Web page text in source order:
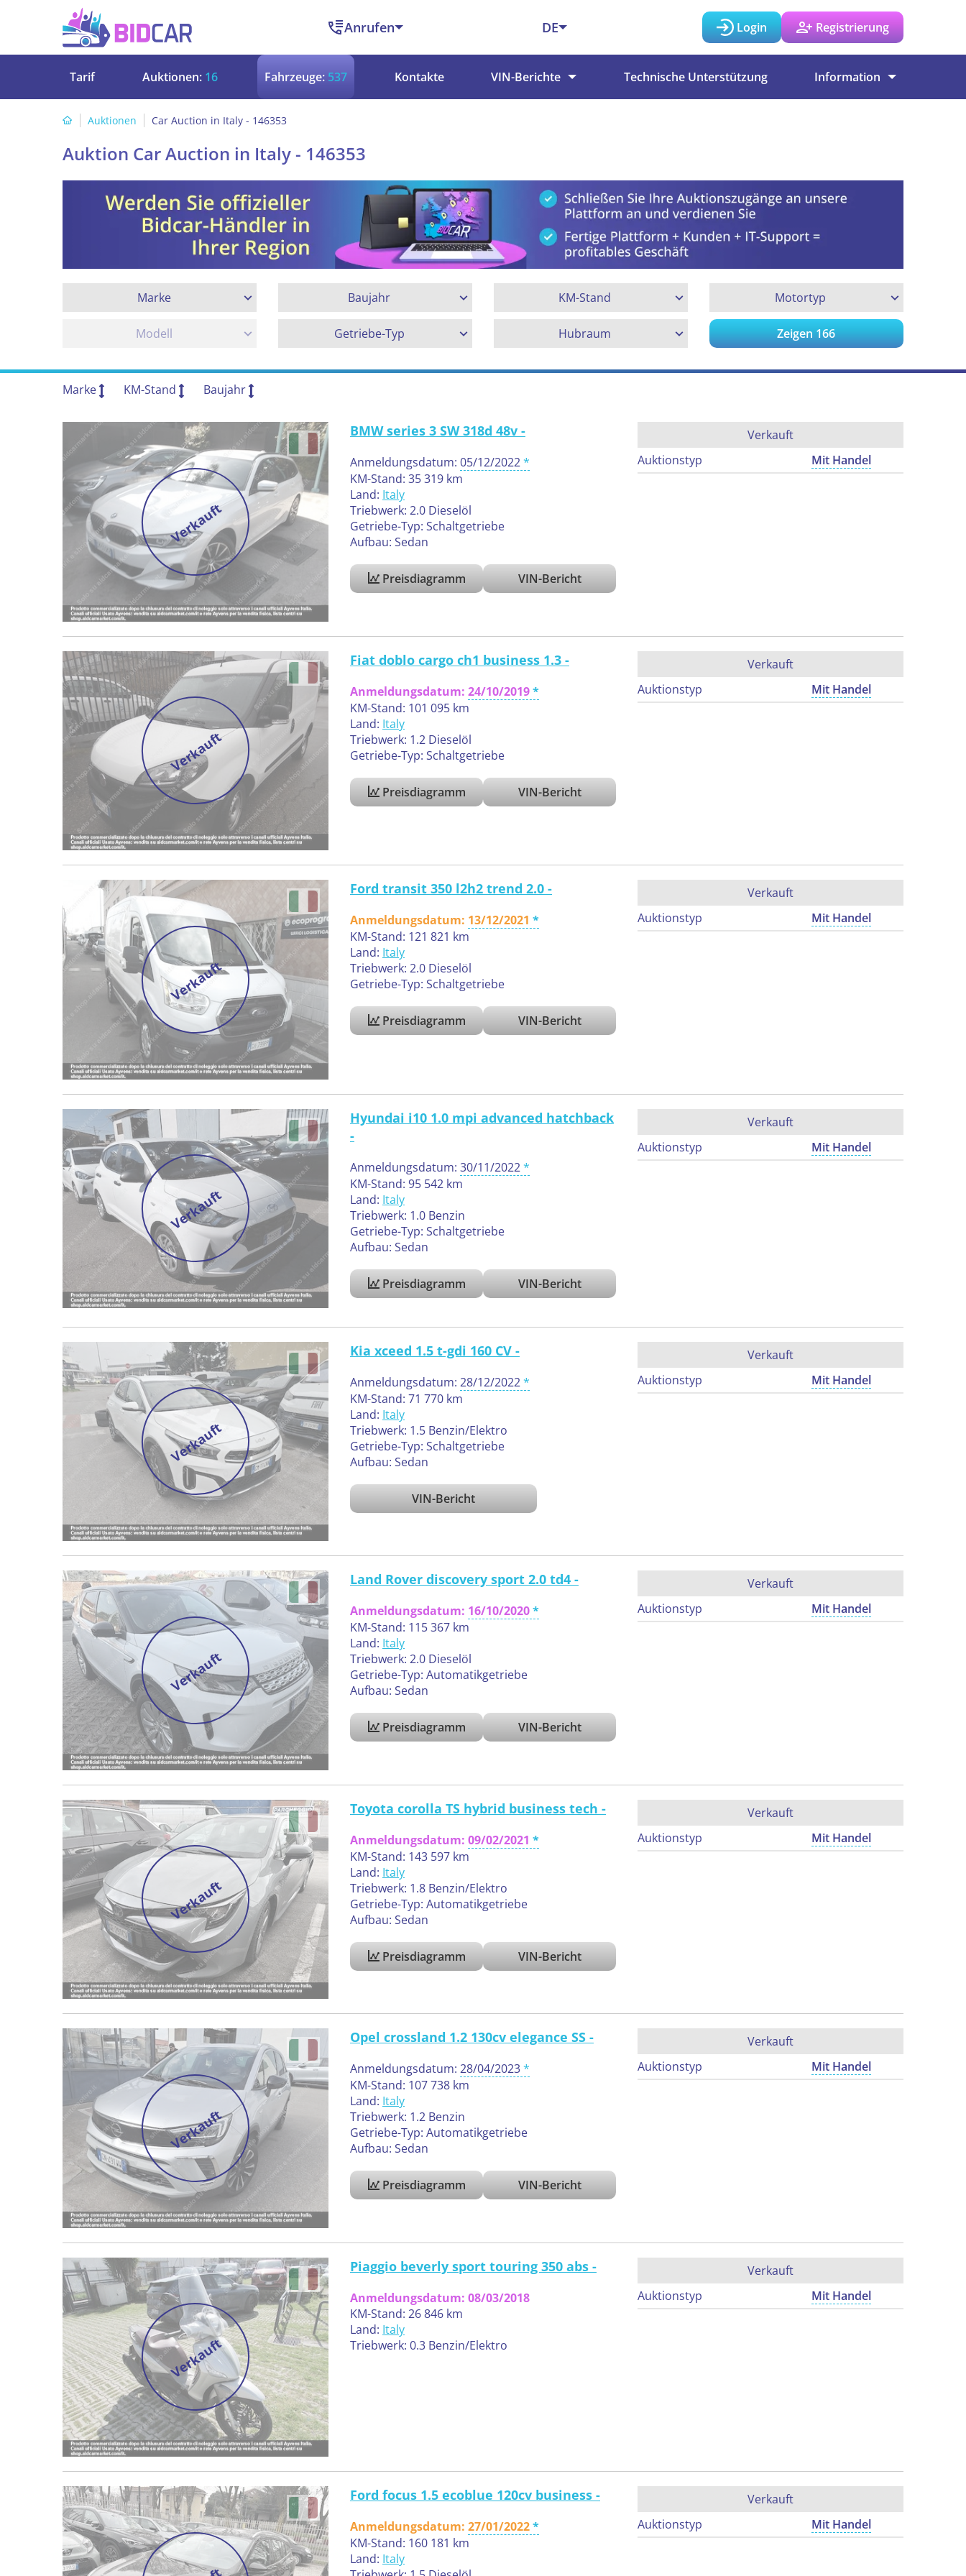
Anrufen DE Login Registrierung
Tarif Auktionen: 16 Fahrzeuge: 537 Kontakte VIN-Berichte Technische Unterstützung Information
Auktionen Car Auction in Italy - 146353
Auktion Car Auction in Italy - 146353
Marke
Modell
Baujahr KM-Stand Motortyp
Getriebe-Typ Hubraum Zeigen166
Marke KM-Stand Baujahr
Verkauft
BMW series 3 SW 318d 48v -
Anmeldungsdatum: 05/12/2022
KM-Stand: 35 319 km
Land: Italy
Triebwerk: 2.0 Dieselöl
Getriebe-Typ: Schaltgetriebe
Aufbau: Sedan
Preisdiagramm VIN-Bericht
Verkauft
Auktionstyp
Mit Handel
Verkauft
Fiat doblo cargo ch1 business 1.3 -
Anmeldungsdatum: 24/10/2019
KM-Stand: 101 095 km
Land: Italy
Triebwerk: 1.2 Dieselöl
Getriebe-Typ: Schaltgetriebe
Preisdiagramm VIN-Bericht
Verkauft
Auktionstyp
Mit Handel
Verkauft
Ford transit 350 l2h2 trend 2.0 -
Anmeldungsdatum: 13/12/2021
KM-Stand: 121 821 km
Land: Italy
Triebwerk: 2.0 Dieselöl
Getriebe-Typ: Schaltgetriebe
Preisdiagramm VIN-Bericht
Verkauft
Auktionstyp
Mit Handel
Verkauft
Hyundai i10 1.0 mpi advanced hatchback
-
Anmeldungsdatum: 30/11/2022
KM-Stand: 95 542 km
Land: Italy
Triebwerk: 1.0 Benzin
Getriebe-Typ: Schaltgetriebe
Aufbau: Sedan
Preisdiagramm VIN-Bericht
Verkauft
Auktionstyp
Mit Handel
Verkauft
Kia xceed 1.5 t-gdi 160 CV -
Anmeldungsdatum: 28/12/2022
KM-Stand: 71 770 km
Land: Italy
Triebwerk: 1.5 Benzin/Elektro
Getriebe-Typ: Schaltgetriebe
Aufbau: Sedan
VIN-Bericht
Verkauft
Auktionstyp
Mit Handel
Verkauft
Land Rover discovery sport 2.0 td4 -
Anmeldungsdatum: 16/10/2020
KM-Stand: 115 367 km
Land: Italy
Triebwerk: 2.0 Dieselöl
Getriebe-Typ: Automatikgetriebe
Aufbau: Sedan
Preisdiagramm VIN-Bericht
Verkauft
Auktionstyp
Mit Handel
Verkauft
Toyota corolla TS hybrid business tech -
Anmeldungsdatum: 09/02/2021
KM-Stand: 143 597 km
Land: Italy
Triebwerk: 1.8 Benzin/Elektro
Getriebe-Typ: Automatikgetriebe
Aufbau: Sedan
Preisdiagramm VIN-Bericht
Verkauft
Auktionstyp
Mit Handel
Verkauft
Opel crossland 1.2 130cv elegance SS -
Anmeldungsdatum: 28/04/2023
KM-Stand: 107 738 km
Land: Italy
Triebwerk: 1.2 Benzin
Getriebe-Typ: Automatikgetriebe
Aufbau: Sedan
Preisdiagramm VIN-Bericht
Verkauft
Auktionstyp
Mit Handel
Verkauft
Piaggio beverly sport touring 350 abs -
Anmeldungsdatum: 08/03/2018
KM-Stand: 26 846 km
Land: Italy
Triebwerk: 0.3 Benzin/Elektro
Verkauft
Auktionstyp
Mit Handel
Ford focus 1.5 ecoblue 120cv business -
Anmeldungsdatum: 27/01/2022
KM-Stand: 160 181 km
Land: Italy
Verkauft
Auktionstyp
Mit Handel